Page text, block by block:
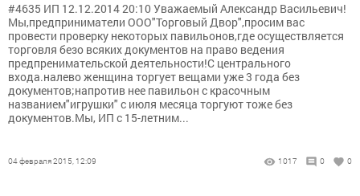
#4635 ИП 12.12.2014 20:10 Уважаемый Александр Васильевич!
Мы,предприниматели ООО"Торговый Двор",просим вас
провести проверку некоторых павильонов,где осуществляется
торговля безо всяких документов на право ведения
предпренимательской деятельности!С центрального
входа.налево женщина торгует вещами уже 3 года без
документов;напротив нее павильон с красочным
названием"игрушки" с июля месяца торгуют тоже без
документов.Мы, ИП с 15-летним...
04 февраля 2015, 12:09 1017 0 0